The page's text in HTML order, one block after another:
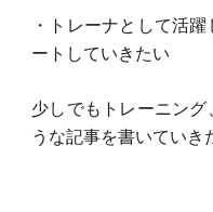
・トレーナとして活
ートしていきたい
少しでもトレーニン
うな記事を書いていき